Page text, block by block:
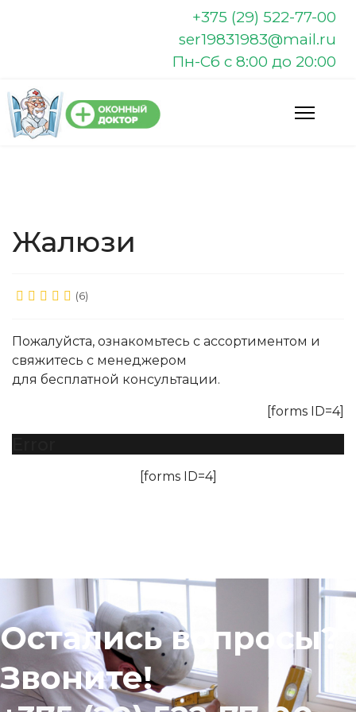
+375 (29) 522-77-00
ser19831983@mail.ru
Пн-Сб с 8:00 до 20:00
Жалюзи
(6)
Пожалуйста, ознакомьтесь с ассортиментом и
свяжитесь с менеджером
для бесплатной консультации.
[forms ID=4]
[forms ID=4]
Остались вопросы?
Звоните!